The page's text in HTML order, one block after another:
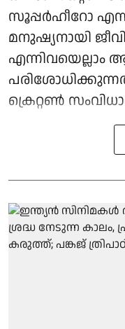
സൂപ്പർഹീറോ
മനുഷ്യനായി
എന്നിവയെല്ലാം
ക്രെറ്റൺ